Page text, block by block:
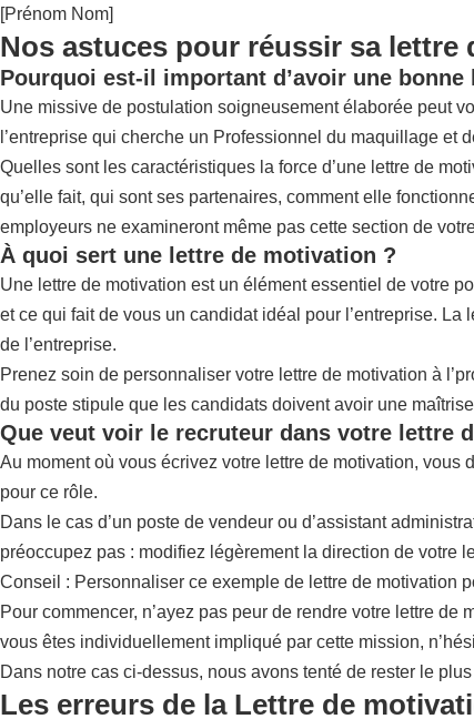
[Prénom Nom]
Nos astuces pour réussir sa lettre
Pourquoi est-il important d’avoir une
Une missive de postulation soigneusement élaborée peut
l’entreprise qui cherche un Professionnel du maquillage et
Quelles sont les caractéristiques la force d’une lettre de
qu’elle fait, qui sont ses partenaires, comment elle
employeurs ne examineront même pas cette section de
À quoi sert une lettre de motivation ?
Une lettre de motivation est un élément essentiel de votre
et ce qui fait de vous un candidat idéal pour l’entreprise.
de l’entreprise.
Prenez soin de personnaliser votre lettre de motivation à
du poste stipule que les candidats doivent avoir une
Que veut voir le recruteur dans votre lettre
Au moment où vous écrivez votre lettre de motivation,
pour ce rôle.
Dans le cas d’un poste de vendeur ou d’assistant
préoccupez pas : modifiez légèrement la direction de votre
Conseil : Personnaliser ce exemple de lettre de motivation
Pour commencer, n’ayez pas peur de rendre votre lettre
vous êtes individuellement impliqué par cette mission,
Dans notre cas ci-dessus, nous avons tenté de rester le
Les erreurs de la Lettre de